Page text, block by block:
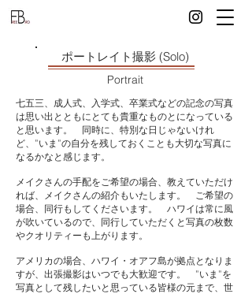
ポートレイト撮影 (Solo)
Portrait
​七五三、成人式、入学式、卒業式などの記念の写真
は思い出とともにとても貴重なものとになっている
と思います。 同時に、特別な日じゃないけれ
ど、”いま”の自分を残しておくことも大切な写真に
なるかなと感じます。
​メイクさんの手配をご希望の場合、教えていただけ
れば、メイクさんの紹介もいたします。 ご希望の
場合、同行もしてくださいます。 ハワイは常に風
が吹いているので、同行していただくと写真の枚数
やクオリティーも上がります。
アメリカの場合、ハワイ・オアフ島が拠点となりま
すが、​出張撮影はいつでも大歓迎です。 ”いま”を
写真として残したいと思っている皆様の元まで、世